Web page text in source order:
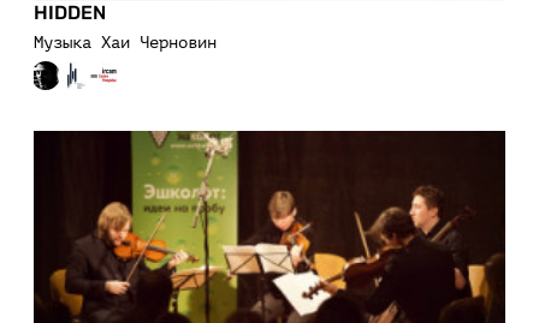
HIDDEN
Музыка Хаи Черновин